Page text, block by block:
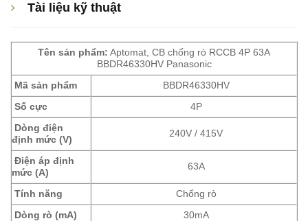
Tài liệu kỹ thuật
Tên sản phẩm: Aptomat, CB chống rò RCCB 4P 63A
BBDR46330HV Panasonic
Mã sản phẩm BBDR46330HV
Số cực 4P
Dòng điện
định mức (V)
240V / 415V
Điện áp định
mức (A)
63A
Tính năng Chống rò
Dòng rò (mA) 30mA